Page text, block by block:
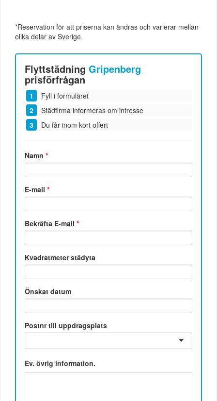
*Reservation för att priserna kan ändras och varierar mellan
olika delar av Sverige.
FlyttstädningGripenberg
prisförfrågan
Fyll i formuläret
Städfirma informeras om intresse
Du får inom kort offert
Namn*
E-mail*
Bekräfta E-mail*
Kvadratmeter städyta
Önskat datum
Postnr till uppdragsplats
Ev. övrig information.